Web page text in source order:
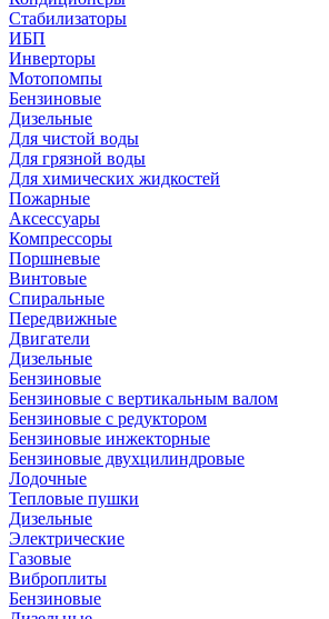
Стабилизаторы
ИБП
Инверторы
Мотопомпы
Бензиновые
Дизельные
Для чистой воды
Для грязной воды
Для химических жидкостей
Пожарные
Аксессуары
Компрессоры
Поршневые
Винтовые
Спиральные
Передвижные
Двигатели
Дизельные
Бензиновые
Бензиновые с вертикальным валом
Бензиновые с редуктором
Бензиновые инжекторные
Бензиновые двухцилиндровые
Лодочные
Тепловые пушки
Дизельные
Электрические
Газовые
Виброплиты
Бензиновые